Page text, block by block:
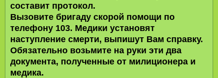
составит протокол.
Вызовите бригаду скорой помощи по
телефону 103. Медики установят
наступление смерти, выпишут Вам справку.
Обязательно возьмите на руки эти два
документа, полученные от милиционера и
медика.